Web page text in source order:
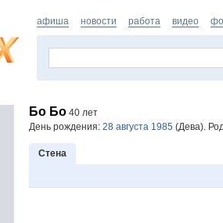
афиша новости работа видео
Бо Бо 40 лет
День рождения: 28 августа 1985 (Дева).
Стена